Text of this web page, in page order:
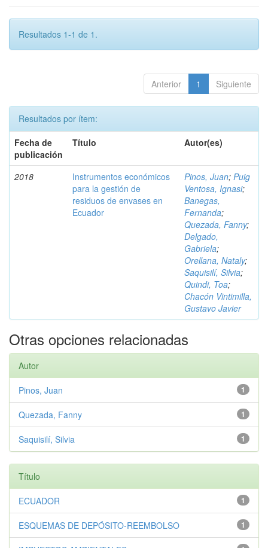
Resultados 1-1 de 1.
Anterior 1 Siguiente
Resultados por ítem:
Fecha de
publicación
Título Autor(es)
2018
Instrumentos económicos
para la gestión de
residuos de envases en
Ecuador
Pinos, Juan; Puig
Ventosa, Ignasi;
Banegas,
Fernanda;
Quezada, Fanny;
Delgado,
Gabriela;
Orellana, Nataly;
Saquisilí, Silvia;
Quindi, Toa;
Chacón Vintimilla,
Gustavo Javier
Otras opciones relacionadas
Autor
1
Pinos, Juan
1
Quezada, Fanny
1
Saquisilí, Silvia
Título
1
ECUADOR
1
ESQUEMAS DE DEPÓSITO-REEMBOLSO